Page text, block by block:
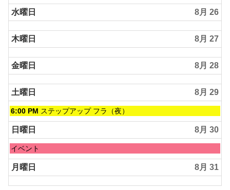
水曜日 8月 26
木曜日 8月 27
金曜日 8月 28
土曜日 8月 29
土
曜
日,
8
月
29th
2026
6:00 PM ステップアップ フラ（夜）
日曜日 8月 30
日
曜
日,
8
月
イベント
月曜日 8月 31